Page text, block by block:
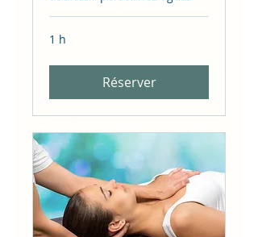
1 h
Réserver